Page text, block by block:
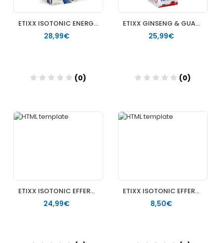
ETIXX ISOTONIC ENERGY GEL LIMA 40 G (12 UNIDADES) +
28,99€
(0)
Añadir
ETIXX GINSENG & GUARANA ENERGY GEL GROSELLA CEREZA 50 G (12 UNIDADES) +
25,99€
(0)
Añadir
ETIXX ISOTONIC EFFERVESCENT DRINK TAB GROSELLA NEGRA 10 TABLETS (3 UNIDADES) +
24,99€
ETIXX ISOTONIC EFFERVESCENT DRINK TAB LIMON 10 TABLETAS +
8,50€